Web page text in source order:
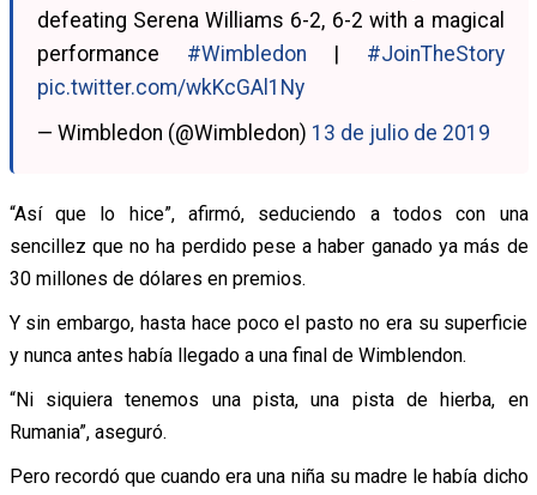
defeating Serena Williams 6-2, 6-2 with a magical
performance #Wimbledon | #JoinTheStory
pic.twitter.com/wkKcGAl1Ny
— Wimbledon (@Wimbledon) 13 de julio de 2019
“Así que lo hice”, afirmó, seduciendo a todos con una
sencillez que no ha perdido pese a haber ganado ya más de
30 millones de dólares en premios.
Y sin embargo, hasta hace poco el pasto no era su superficie
y nunca antes había llegado a una final de Wimblendon.
“Ni siquiera tenemos una pista, una pista de hierba, en
Rumania”, aseguró.
Pero recordó que cuando era una niña su madre le había dicho